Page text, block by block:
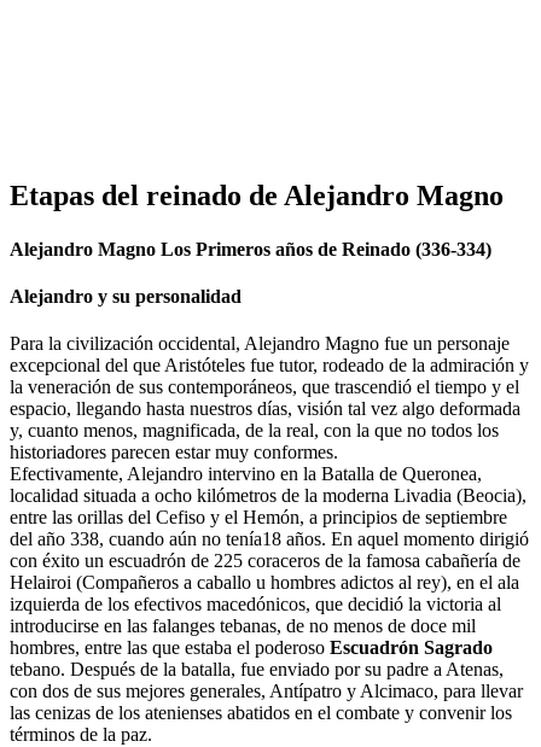
Etapas del reinado de Alejandro Magno
Alejandro Magno Los Primeros años de Reinado (336-334)
Alejandro y su personalidad
Para la civilización occidental, Alejandro Magno fue un personaje
excepcional del que Aristóteles fue tutor, rodeado de la admiración y
la veneración de sus contemporáneos, que trascendió el tiempo y el
espacio, llegando hasta nuestros días, visión tal vez algo deformada
y, cuanto menos, magnificada, de la real, con la que no todos los
historiadores parecen estar muy conformes.
Efectivamente, Alejandro intervino en la Batalla de Queronea,
localidad situada a ocho kilómetros de la moderna Livadia (Beocia),
entre las orillas del Cefiso y el Hemón, a principios de septiembre
del año 338, cuando aún no tenía18 años. En aquel momento dirigió
con éxito un escuadrón de 225 coraceros de la famosa cabañería de
Helairoi (Compañeros a caballo u hombres adictos al rey), en el ala
izquierda de los efectivos macedónicos, que decidió la victoria al
introducirse en las falanges tebanas, de no menos de doce mil
hombres, entre las que estaba el poderoso Escuadrón Sagrado
tebano. Después de la batalla, fue enviado por su padre a Atenas,
con dos de sus mejores generales, Antípatro y Alcimaco, para llevar
las cenizas de los atenienses abatidos en el combate y convenir los
términos de la paz.